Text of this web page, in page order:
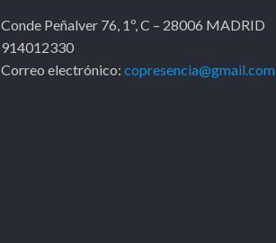
Conde Peñalver 76, 1º, C – 28006 MADRID
914012330
Correo electrónico: copresencia@gmail.com